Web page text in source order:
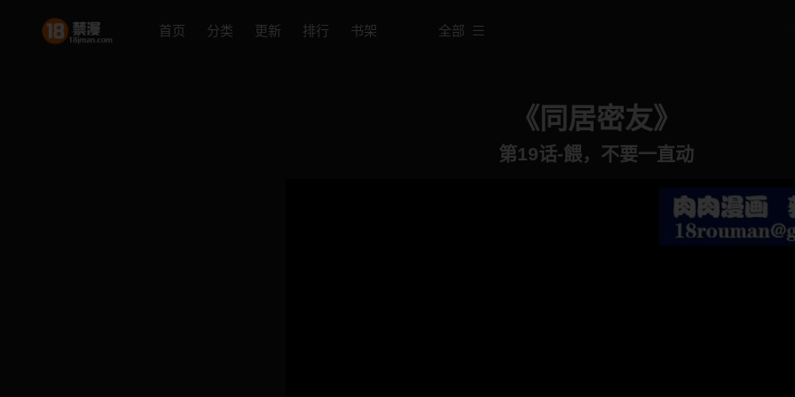
首页 分类 更新 排行 书架 全部
《同居密友》
第19话-餵，不要一直动